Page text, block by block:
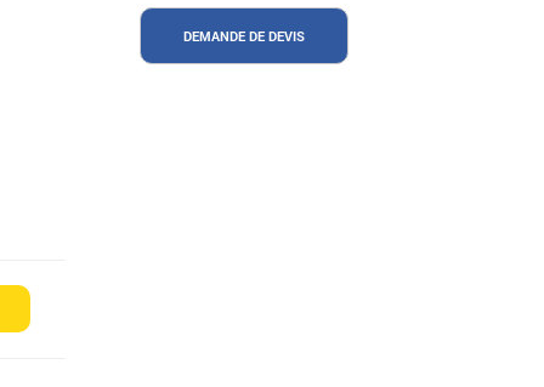
DEMANDE DE DEVIS